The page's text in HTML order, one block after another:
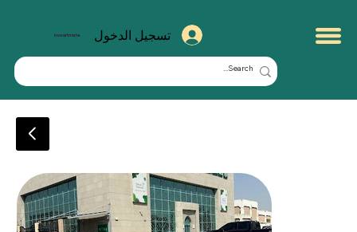
kuwaitmate تسجيل الدخول